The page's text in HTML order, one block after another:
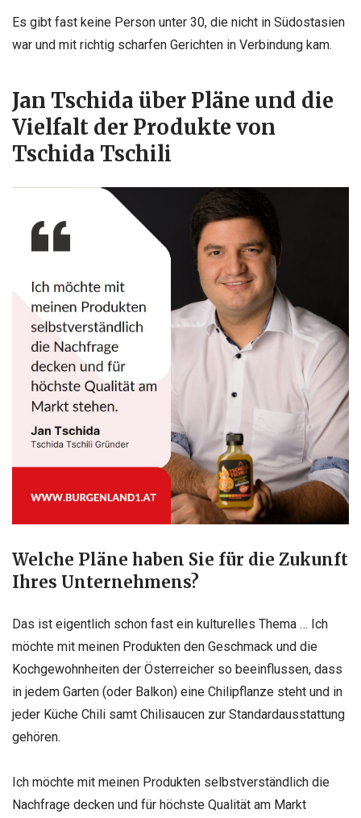
Es gibt fast keine Person unter 30, die nicht in Südostasien
war und mit richtig scharfen Gerichten in Verbindung kam.
Jan Tschida über Pläne und die
Vielfalt der Produkte von
Tschida Tschili
Welche Pläne haben Sie für die Zukunft
Ihres Unternehmens?
Das ist eigentlich schon fast ein kulturelles Thema … Ich
möchte mit meinen Produkten den Geschmack und die
Kochgewohnheiten der Österreicher so beeinflussen, dass
in jedem Garten (oder Balkon) eine Chilipflanze steht und in
jeder Küche Chili samt Chilisaucen zur Standardausstattung
gehören.
Ich möchte mit meinen Produkten selbstverständlich die
Nachfrage decken und für höchste Qualität am Markt